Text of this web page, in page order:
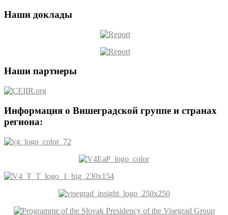
Наши доклады
Наши партнеры
Информация о Вишеградской группе и странах
региона: